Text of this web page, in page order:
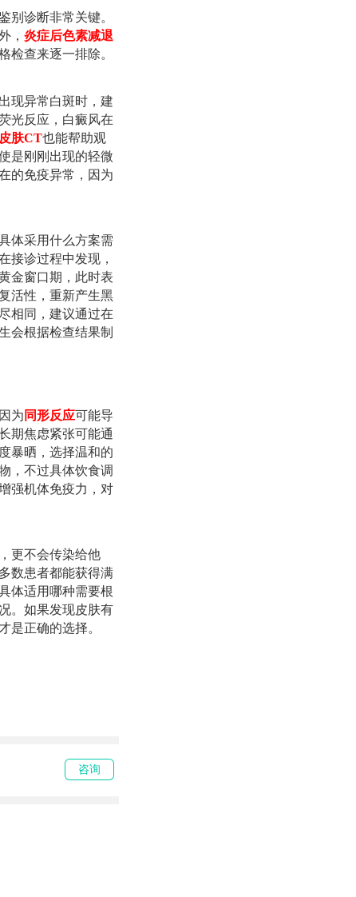
别诊断非常关键。
， 炎症后色素减退
检查来逐一排除。
现异常白斑时，建
光反应，白癜风在
皮肤CT也能帮助观
是刚刚出现的轻微
的免疫异常，因为
体采用什么方案需
接诊过程中发现，
金窗口期，此时表
活性，重新产生黑
相同，建议通过在
会根据检查结果制
为 同形反应可能导
期焦虑紧张可能通
暴晒，选择温和的
，不过具体饮食调
强机体免疫力，对
更不会传染给他
数患者都能获得满
体适用哪种需要根
。如果发现皮肤有
是正确的选择。
咨询